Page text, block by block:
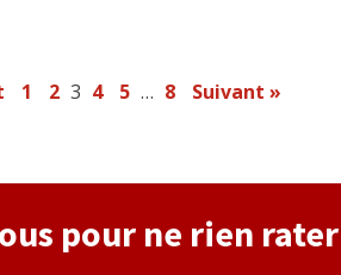
1 2 3 4 5 … 8 Suivant »
pour ne rien rater